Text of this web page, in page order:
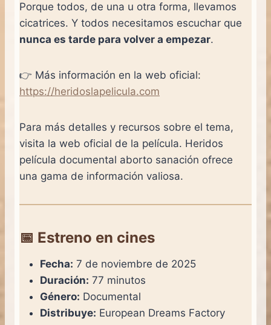
Porque todos, de una u otra forma, llevamos
cicatrices. Y todos necesitamos escuchar que
nunca es tarde para volver a empezar.
👉 Más información en la web oficial:
https://heridoslapelicula.com
Para más detalles y recursos sobre el tema,
visita la web oficial de la película. Heridos
película documental aborto sanación ofrece
una gama de información valiosa.
📅 Estreno en cines
Fecha: 7 de noviembre de 2025
Duración: 77 minutos
Género: Documental
Distribuye: European Dreams Factory